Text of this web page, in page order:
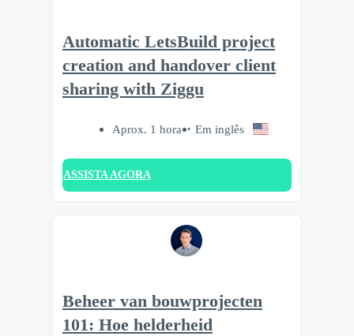
Automatic LetsBuild project
creation and handover client
sharing with Ziggu
Aprox. 1 hora Em inglês
ASSISTA AGORA
Beheer van bouwprojecten
101: Hoe helderheid